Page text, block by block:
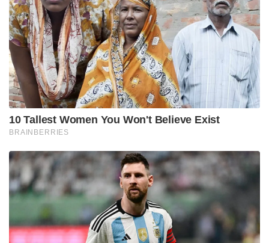
10 Tallest Women You Won't Believe Exist
BRAINBERRIES